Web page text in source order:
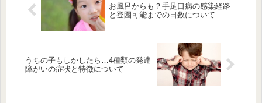
お風呂からも？手足口病の感染経路
と登園可能までの日数について
うちの子もしかしたら…4種類の発達
障がいの症状と特徴について